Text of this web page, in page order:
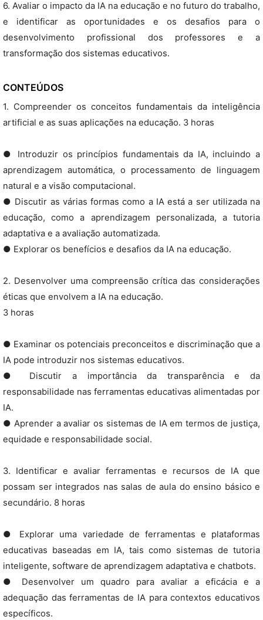
6. Avaliar o impacto da IA na educação e no futuro do trabalho,
e identificar as oportunidades e os desafios para o
desenvolvimento profissional dos professores e a
transformação dos sistemas educativos.
CONTEÚDOS
1. Compreender os conceitos fundamentais da inteligência
artificial e as suas aplicações na educação. 3 horas
● Introduzir os princípios fundamentais da IA, incluindo a
aprendizagem automática, o processamento de linguagem
natural e a visão computacional.
● Discutir as várias formas como a IA está a ser utilizada na
educação, como a aprendizagem personalizada, a tutoria
adaptativa e a avaliação automatizada.
● Explorar os benefícios e desafios da IA na educação.
2. Desenvolver uma compreensão crítica das considerações
éticas que envolvem a IA na educação.
3 horas
● Examinar os potenciais preconceitos e discriminação que a
IA pode introduzir nos sistemas educativos.
● Discutir a importância da transparência e da
responsabilidade nas ferramentas educativas alimentadas por
IA.
● Aprender a avaliar os sistemas de IA em termos de justiça,
equidade e responsabilidade social.
3. Identificar e avaliar ferramentas e recursos de IA que
possam ser integrados nas salas de aula do ensino básico e
secundário. 8 horas
● Explorar uma variedade de ferramentas e plataformas
educativas baseadas em IA, tais como sistemas de tutoria
inteligente, software de aprendizagem adaptativa e chatbots.
● Desenvolver um quadro para avaliar a eficácia e a
adequação das ferramentas de IA para contextos educativos
específicos.